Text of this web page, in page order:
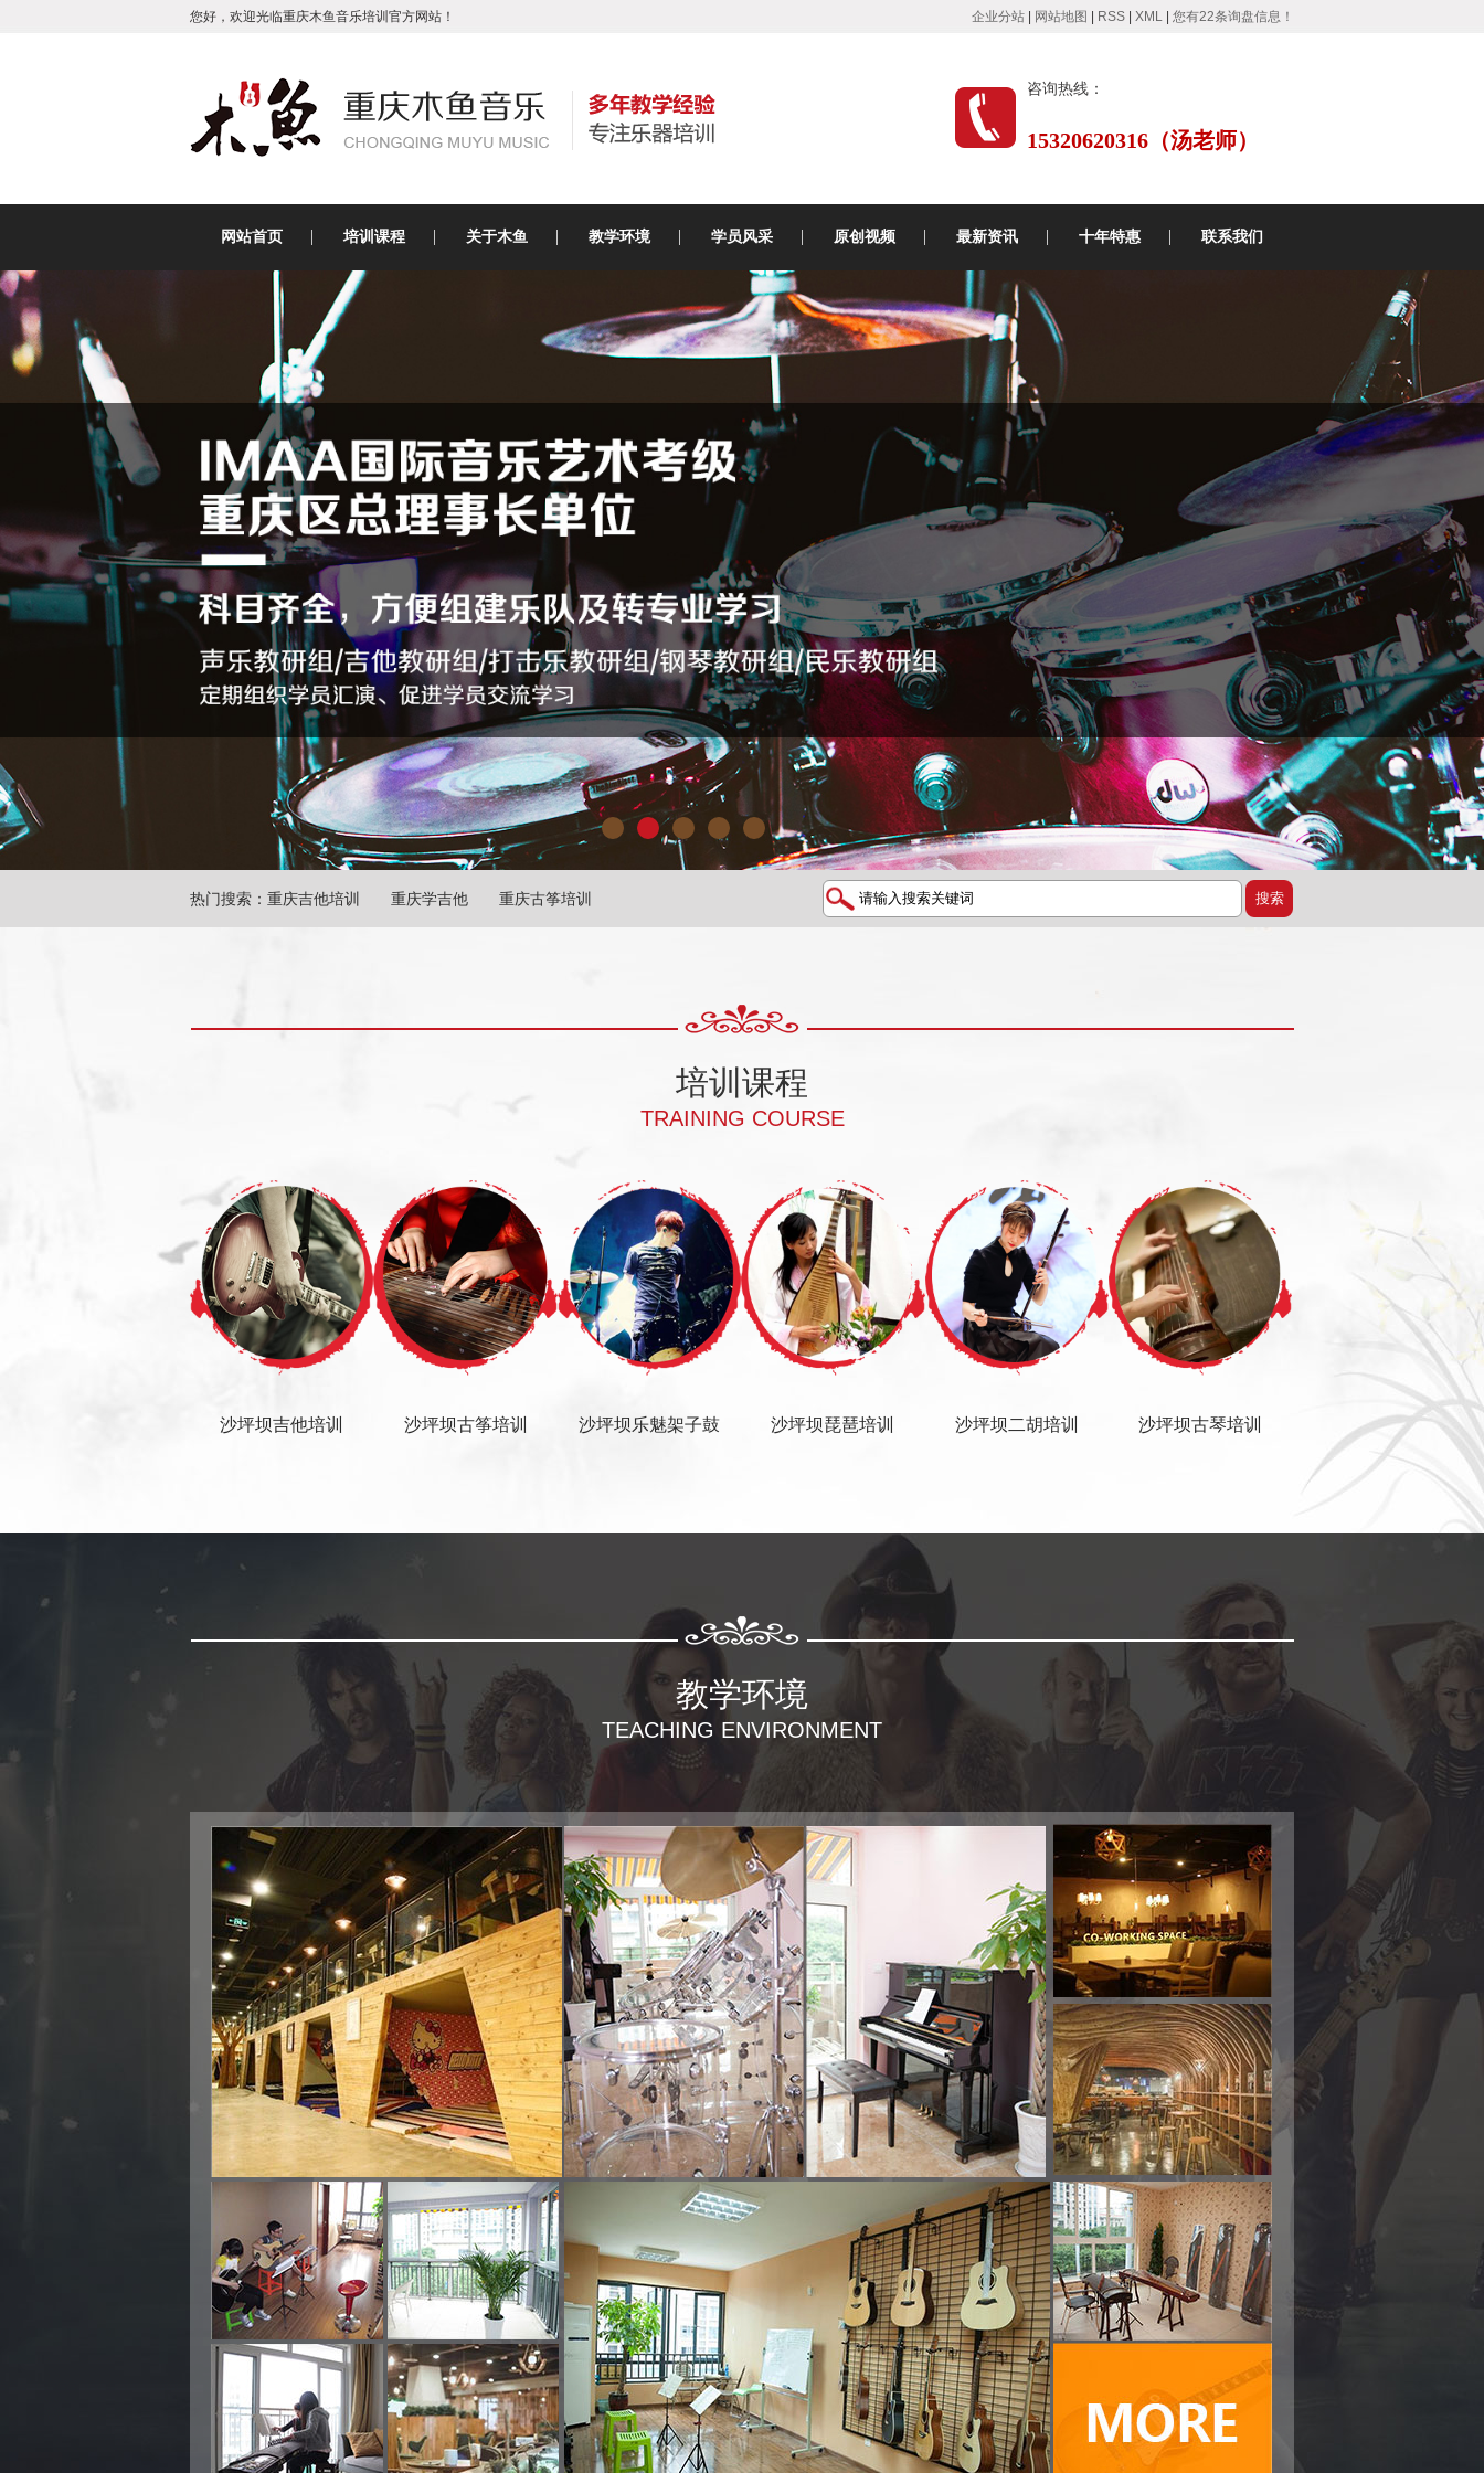
您好，欢迎光临重庆木鱼音乐培训官方网站！ 企业分站 网站地图 RSS XML 您有22条询盘信息！
咨询热线：
15320620316（汤老师）
网站首页 培训课程
沙坪坝吉他培
沙坪坝古筝培
子鼓
训
沙坪坝原创视
频
沙坪坝二胡培
训
沙坪坝古琴培
训
关于木鱼 教学环境
吉他主题教室
休闲区与剧场
学员风采
活动实拍
学员风采
考级证书
原创视频 最新资讯
木鱼动态
乐理知识
音乐速递
十年特惠 联系我们
2 4
热门搜索： 重庆吉他培训 重庆学吉他 重庆古筝培训
培训课程
TRAINING COURSE
沙坪坝吉他培训 沙坪坝古筝培训 沙坪坝乐魅架子鼓 沙坪坝琵琶培训 沙坪坝二胡培训 沙坪坝古琴培训
教学环境
TEACHING ENVIRONMENT